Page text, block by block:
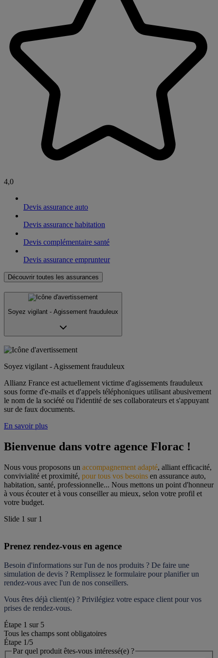
4,0
Devis assurance auto
Devis assurance habitation
Devis complémentaire santé
Devis assurance emprunteur
Découvrir toutes les assurances
Soyez vigilant - Agissement frauduleux
Soyez vigilant - Agissement frauduleux
Allianz France est actuellement victime d'agissements frauduleux
sous forme d'e-mails et d'appels téléphoniques utilisant abusivement
le nom de la société ou l'identité de ses collaborateurs et s'appuyant
sur de faux documents.
En savoir plus
Bienvenue dans votre agence Florac !
Nous vous proposons un accompagnement adapté, alliant efficacité,
convivialité et proximité, pour tous vos besoins en assurance auto,
habitation, santé, professionnelle... Nous mettons un point d'honneur
à vous écouter et à vous conseiller au mieux, selon votre profil et
votre budget.
Slide 1 sur 1
Prenez rendez-vous en agence
Besoin d'informations sur l'un de nos produits ? De faire une
simulation de devis ? Remplissez le formulaire pour planifier un
rendez-vous avec l'un de nos conseillers.
Vous êtes déjà client(e) ? Privilégiez votre espace client pour vos
prises de rendez-vous.
Étape 1 sur 5
Tous les champs sont obligatoires
Étape 1/5
Par quel produit êtes-vous intéressé(e) ?